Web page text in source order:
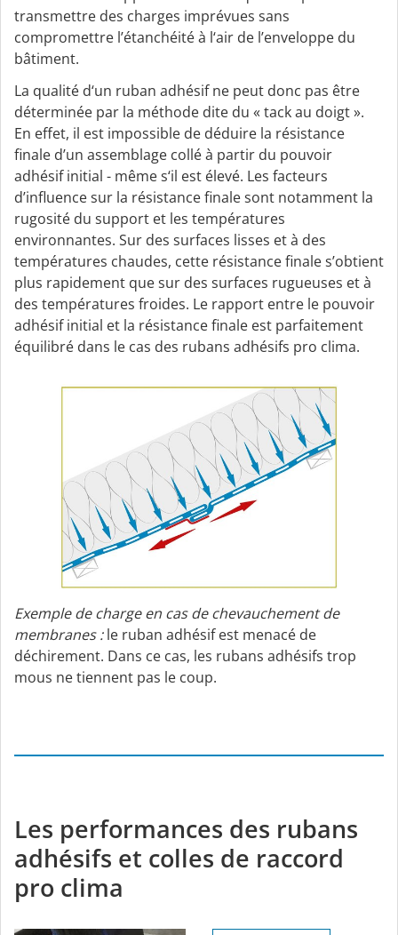
transmettre des charges imprévues sans
compromettre l’étanchéité à l‘air de l’enveloppe du
bâtiment.
La qualité d‘un ruban adhésif ne peut donc pas être
déterminée par la méthode dite du « tack au doigt ».
En effet, il est impossible de déduire la résistance
finale d’un assemblage collé à partir du pouvoir
adhésif initial - même s‘il est élevé. Les facteurs
d’influence sur la résistance finale sont notamment la
rugosité du support et les températures
environnantes. Sur des surfaces lisses et à des
températures chaudes, cette résistance finale s’obtient
plus rapidement que sur des surfaces rugueuses et à
des températures froides. Le rapport entre le pouvoir
adhésif initial et la résistance finale est parfaitement
équilibré dans le cas des rubans adhésifs pro clima.
Exemple de charge en cas de chevauchement de
membranes :le ruban adhésif est menacé de
déchirement. Dans ce cas, les rubans adhésifs trop
mous ne tiennent pas le coup.
Les performances des rubans
adhésifs et colles de raccord
pro clima